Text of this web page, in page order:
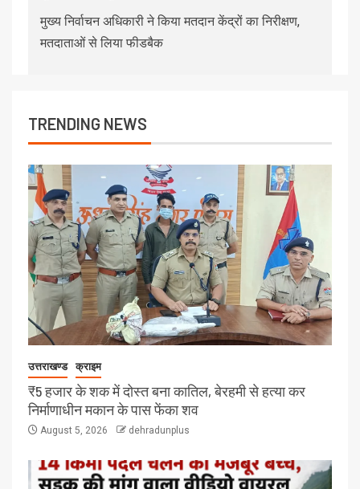
मुख्य निर्वाचन अधिकारी ने किया मतदान केंद्रों का निरीक्षण,
मतदाताओं से लिया फीडबैक
TRENDING NEWS
उत्तराखण्ड क्राइम
₹5 हजार के शक में दोस्त बना कातिल, बेरहमी से हत्या कर
निर्माणाधीन मकान के पास फेंका शव
August 5, 2026 dehradunplus